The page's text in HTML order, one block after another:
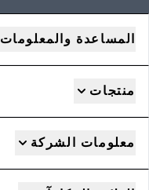
المساعدة والمعلومات
منتجات
معلومات الشركة